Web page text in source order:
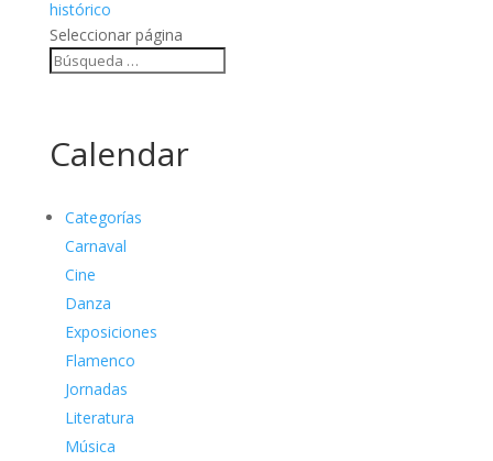
histórico
Seleccionar página
Calendar
Categorías
Carnaval
Cine
Danza
Exposiciones
Flamenco
Jornadas
Literatura
Música